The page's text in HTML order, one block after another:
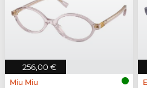
256,00 €
Miu Miu